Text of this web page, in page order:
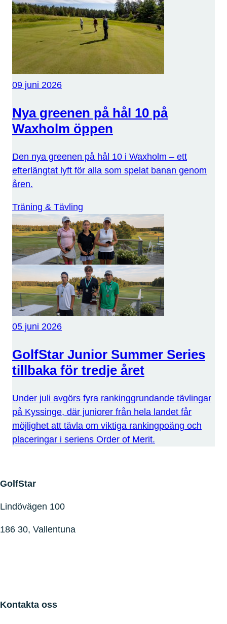
09 juni 2026
Nya greenen på hål 10 på
Waxholm öppen
Den nya greenen på hål 10 i Waxholm – ett
efterlängtat lyft för alla som spelat banan genom
åren.
Träning & Tävling
05 juni 2026
GolfStar Junior Summer Series
tillbaka för tredje året
Under juli avgörs fyra rankinggrundande tävlingar
på Kyssinge, där juniorer från hela landet får
möjlighet att tävla om viktiga rankingpoäng och
placeringar i seriens Order of Merit.
GolfStar
Lindövägen 100
186 30, Vallentuna
Kontakta oss